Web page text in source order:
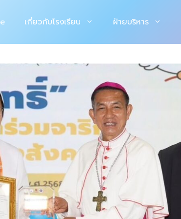
เกี่ยวกับโรงเรียน ฝ่ายบริหาร